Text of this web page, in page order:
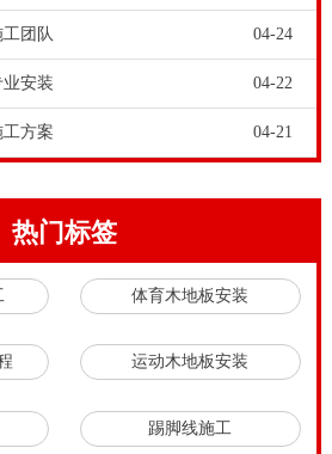
持体育木地板均衡含水率的稳
含水率。控制体育木地板的含水
求不至于使地板产生较大的变
指出，体育场馆室内四周有铺装
保证隐蔽工程的空气和室内的空
体育木地板材料的腐烂变质。
团队 04-24
安装 04-22
方案 04-21
热门标签
体育木地板安装
运动木地板安装
踢脚线施工